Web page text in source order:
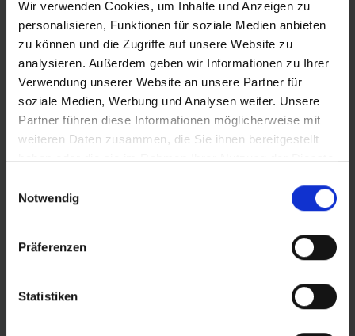
Wir verwenden Cookies, um Inhalte und Anzeigen zu
personalisieren, Funktionen für soziale Medien anbieten
zu können und die Zugriffe auf unsere Website zu
analysieren. Außerdem geben wir Informationen zu Ihrer
Verwendung unserer Website an unsere Partner für
soziale Medien, Werbung und Analysen weiter. Unsere
Partner führen diese Informationen möglicherweise mit
weiteren Daten zusammen, die Sie ihnen bereitgestellt
haben oder die sie im Rahmen Ihrer Nutzung der Dienste
Notwendig
Präferenzen
Statistiken
PRODUKTINFORMATIONEN
SPEZIELL FÜR E-BIKES ENTWICKELT.Der Energizer Plus
hat ein hochmodernes, dynamisches Tourenprofil mit
glattem Mittelteil und stark diamantierten Seitenflächen.
Damit rollt er leicht auf der Straße und greift zu, auch
auf unbefestigtem Untergrund. Speziell für den E-Einsatz
konzipiertes Addix E-Compound für ein Maximum an
außergewöhnlichem Grip auch bei hohen
Touren-Alltag garantiert der bewährte, 3mm starke
GreenGuard. Selbstverständlich ist der Energizer Plus